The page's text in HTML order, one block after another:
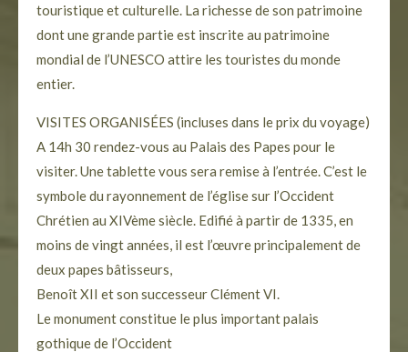
touristique et culturelle. La richesse de son patrimoine
dont une grande partie est inscrite au patrimoine
mondial de l’UNESCO attire les touristes du monde
entier.
VISITES ORGANISÉES (incluses dans le prix du voyage)
A 14h 30 rendez-vous au Palais des Papes pour le
visiter. Une tablette vous sera remise à l’entrée. C’est le
symbole du rayonnement de l’église sur l’Occident
Chrétien au XIVème siècle. Edifié à partir de 1335, en
moins de vingt années, il est l’œuvre principalement de
deux papes bâtisseurs,
Benoît XII et son successeur Clément VI.
Le monument constitue le plus important palais
gothique de l’Occident